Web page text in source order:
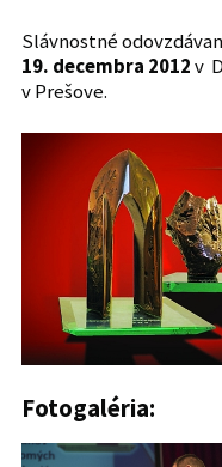
Slávnostné
19. decembra 2012v
v Prešove.
Fotogaléria: